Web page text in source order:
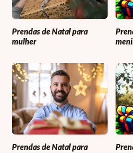
Prendas de Natal para
mulher
Prendas de Natal para